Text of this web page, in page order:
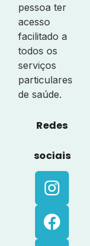
pessoa ter
acesso
facilitado a
todos os
serviços
particulares
de saúde.
Redes
sociais